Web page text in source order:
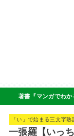
著書『マンガでわ
「い」で始まる三文字熟
一張羅【いっ